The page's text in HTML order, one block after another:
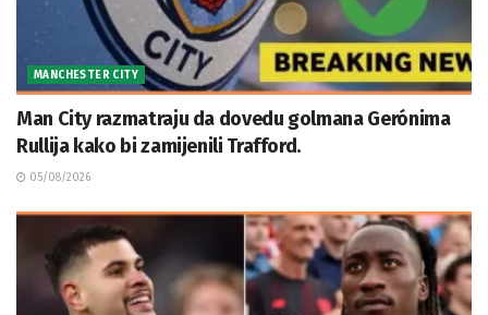
MANCHESTER CITY
Man City razmatraju da dovedu golmana Gerónima
Rullija kako bi zamijenili Trafford.
05/08/2026